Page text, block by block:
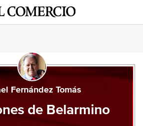
Fernández Tomás
de Belarmino